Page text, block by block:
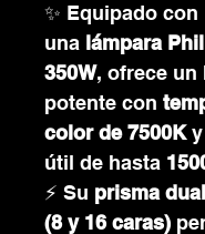
✨ Equipado con
una lámpara
350W, ofrece un
potente con
color de 7500Ky
útil de hasta
⚡ Su prisma
(8 y 16 caras)